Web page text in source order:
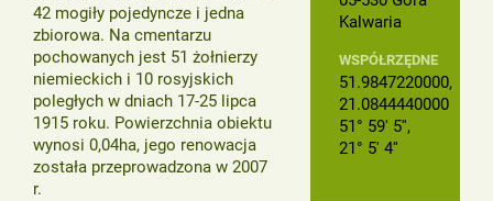
Kalwaria
WSPÓŁRZĘDNE
51.9847220000,
21.0844440000
51° 59' 5'',
21° 5' 4''
42 mogiły pojedyncze i jedna
zbiorowa. Na cmentarzu
pochowanych jest 51 żołnierzy
niemieckich i 10 rosyjskich
poległych w dniach 17-25 lipca
1915 roku. Powierzchnia obiektu
wynosi 0,04ha, jego renowacja
została przeprowadzona w 2007
r.